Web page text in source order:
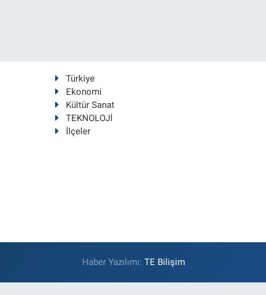
Türkiye
Ekonomi
Kültür Sanat
TEKNOLOJİ
İlçeler
Haber Yazılımı:TE Bilişim